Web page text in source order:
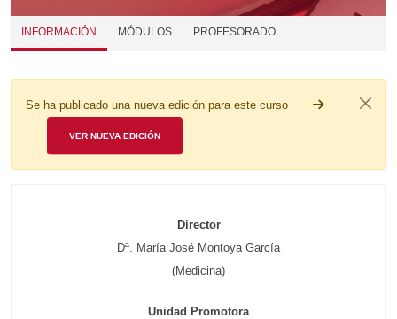
INFORMACIÓN MÓDULOS PROFESORADO
Se ha publicado una nueva edición para este curso
VER NUEVA EDICIÓN
Director
Dª. María José Montoya García
(Medicina)
Unidad Promotora